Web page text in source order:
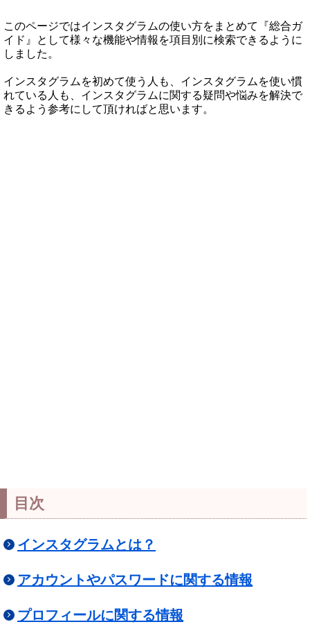
このページではインスタグラムの使い方をまとめて『総合ガ
イド』として様々な機能や情報を項目別に検索できるように
しました。
インスタグラムを初めて使う人も、インスタグラムを使い慣
れている人も、インスタグラムに関する疑問や悩みを解決で
きるよう参考にして頂ければと思います。
目次
インスタグラムとは？
アカウントやパスワードに関する情報
プロフィールに関する情報